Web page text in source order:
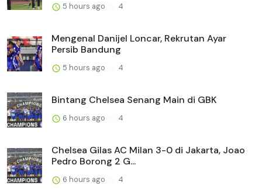
5 hours ago 4
Mengenal Danijel Loncar, Rekrutan Ayar
Persib Bandung
5 hours ago 4
Bintang Chelsea Senang Main di GBK
6 hours ago 4
Chelsea Gilas AC Milan 3-0 di Jakarta, Joao
Pedro Borong 2 G...
6 hours ago 4